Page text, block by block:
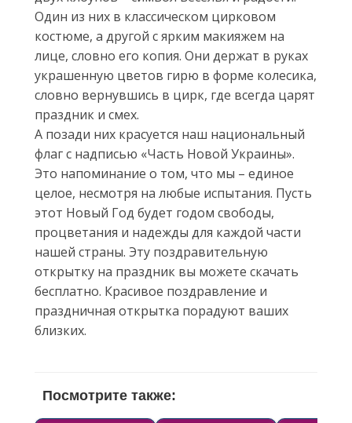
Один из них в классическом цирковом
костюме, а другой с ярким макияжем на
лице, словно его копия. Они держат в руках
украшенную цветов гирю в форме колесика,
словно вернувшись в цирк, где всегда царят
праздник и смех.
А позади них красуется наш национальный
флаг с надписью «Часть Новой Украины».
Это напоминание о том, что мы – единое
целое, несмотря на любые испытания. Пусть
этот Новый Год будет годом свободы,
процветания и надежды для каждой части
нашей страны. Эту поздравительную
открытку на праздник вы можете скачать
бесплатно. Красивое поздравление и
праздничная открытка порадуют ваших
близких.
Посмотрите также: